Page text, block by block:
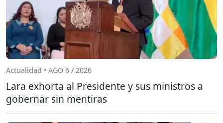
Actualidad • AGO 6 / 2026
Lara exhorta al Presidente y sus ministros a
gobernar sin mentiras